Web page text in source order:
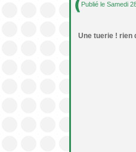
Publié le Samedi
Une tuerie ! rien